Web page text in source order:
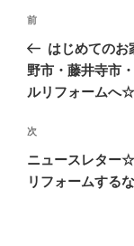
投
ナ
ビ
ー
シ
ョ
前
の
投
稿
前
はじめての
野市・藤井寺市
ルリフォームへ☆
次
の
投
次
ニュースレター
リフォームする